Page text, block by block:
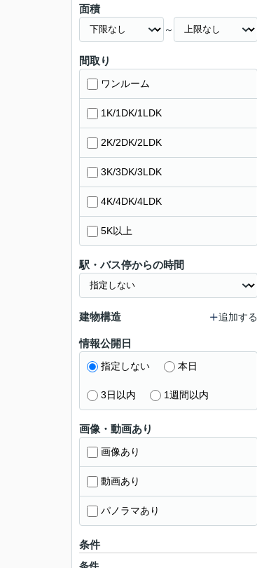
面積
～
間取り
ワンルーム
1K/1DK/1LDK
2K/2DK/2LDK
3K/3DK/3LDK
4K/4DK/4LDK
5K以上
駅・バス停からの時間
建物構造 追加する
情報公開日
指定しない 本日
3日以内 1週間以内
画像・動画あり
画像あり
動画あり
パノラマあり
条件